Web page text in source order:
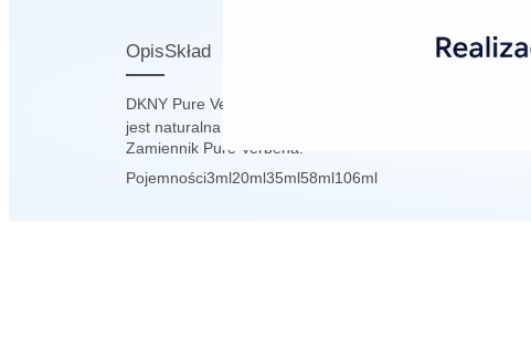
OpisSkład
DKNY Pure Verbena to przyjemny, lekki, odświeżający
jest naturalna i uspokajająca. Różni się jednak iskrzącym,
Zamiennik Pure Verbena.
Pojemności3ml20ml35ml58ml106ml